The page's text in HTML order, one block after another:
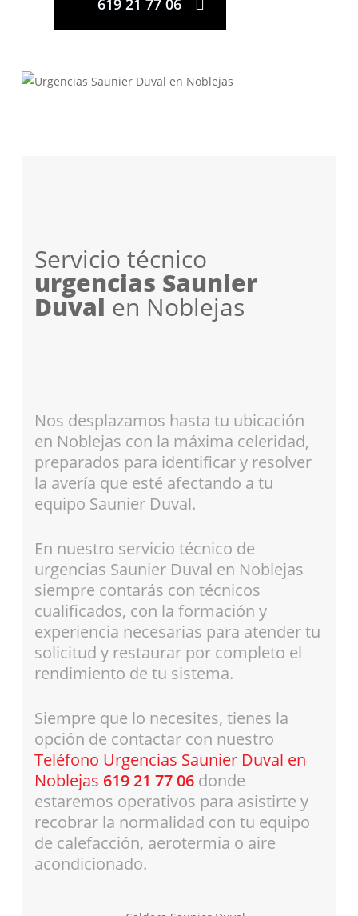
619 21 77 06
Servicio técnico
urgencias Saunier
Duval en Noblejas
Nos desplazamos hasta tu ubicación
en Noblejas con la máxima celeridad,
preparados para identificar y resolver
la avería que esté afectando a tu
equipo Saunier Duval.
En nuestro servicio técnico de
urgencias Saunier Duval en Noblejas
siempre contarás con técnicos
cualificados, con la formación y
experiencia necesarias para atender tu
solicitud y restaurar por completo el
rendimiento de tu sistema.
Siempre que lo necesites, tienes la
opción de contactar con nuestro
Teléfono Urgencias Saunier Duval en
Noblejas 619 21 77 06 donde
estaremos operativos para asistirte y
recobrar la normalidad con tu equipo
de calefacción, aerotermia o aire
acondicionado.